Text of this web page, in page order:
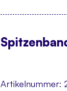
Artikelnummer: